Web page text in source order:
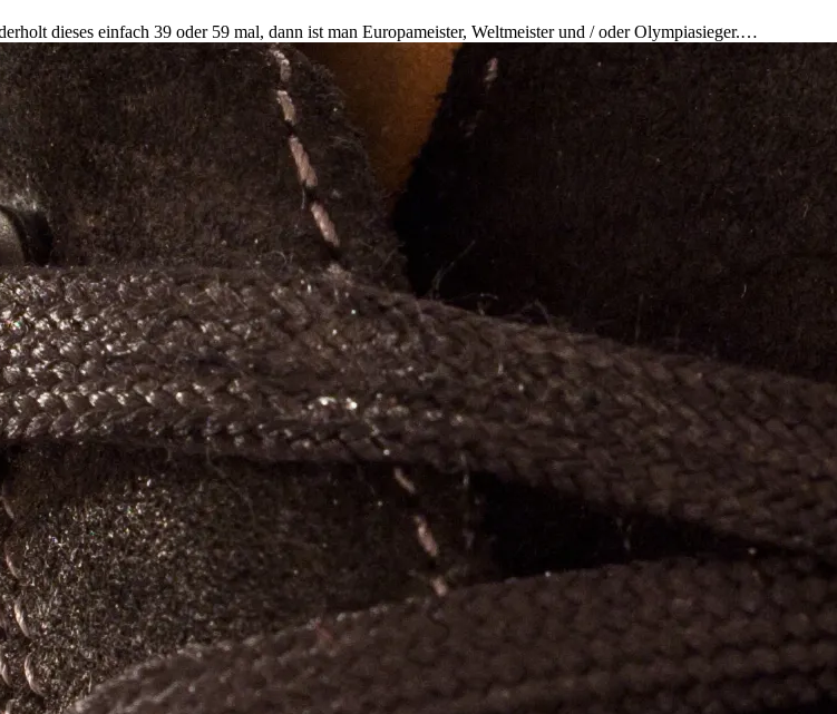
dieses einfach 39 oder 59 mal, dann ist man Europameister, Weltmeister und / oder Olympiasieger.…